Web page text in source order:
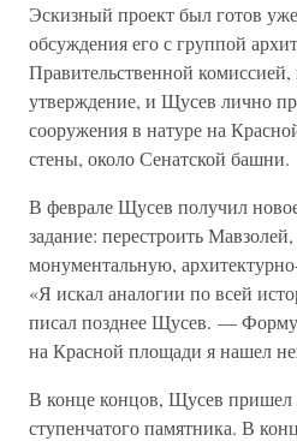
Эскизный проект был готов
обсуждения его с группой
Правительственной
утверждение, и Щусев лично
сооружения в натуре на
стены, около Сенатской башни.
В феврале Щусев получил
задание: перестроить
монументальную,
«Я искал аналогии по всей
писал позднее Щусев. —
на Красной площади я нашел
В конце концов, Щусев пришел
ступенчатого памятника. В